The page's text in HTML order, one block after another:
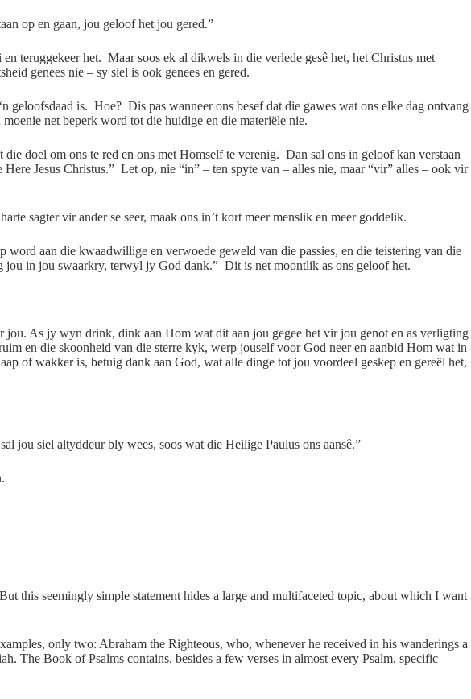
op en gaan, jou geloof het jou gered.”
teruggekeer het. Maar soos ek al dikwels in die verlede gesê het, het Christus met
genees nie – sy siel is ook genees en gered.
geloofsdaad is. Hoe? Dis pas wanneer ons besef dat die gawes wat ons elke dag ontvang
net beperk word tot die huidige en die materiële nie.
doel om ons te red en ons met Homself te verenig. Dan sal ons in geloof kan verstaan
Here Jesus Christus.” Let op, nie “in” – ten spyte van – alles nie, maar “vir” alles – ook vir
sagter vir ander se seer, maak ons in’t kort meer menslik en meer goddelik.
aan die kwaadwillige en verwoede geweld van die passies, en die teistering van die
in jou swaarkry, terwyl jy God dank.” Dit is net moontlik as ons geloof het.
As jy wyn drink, dink aan Hom wat dit aan jou gegee het vir jou genot en as verligting
en die skoonheid van die sterre kyk, werp jouself voor God neer en aanbid Hom wat in
of wakker is, betuig dank aan God, wat alle dinge tot jou voordeel geskep en gereël het,
jou siel altyddeur bly wees, soos wat die Heilige Paulus ons aansê.”
this seemingly simple statement hides a large and multifaceted topic, about which I want
only two: Abraham the Righteous, who, whenever he received in his wanderings a
The Book of Psalms contains, besides a few verses in almost every Psalm, specific